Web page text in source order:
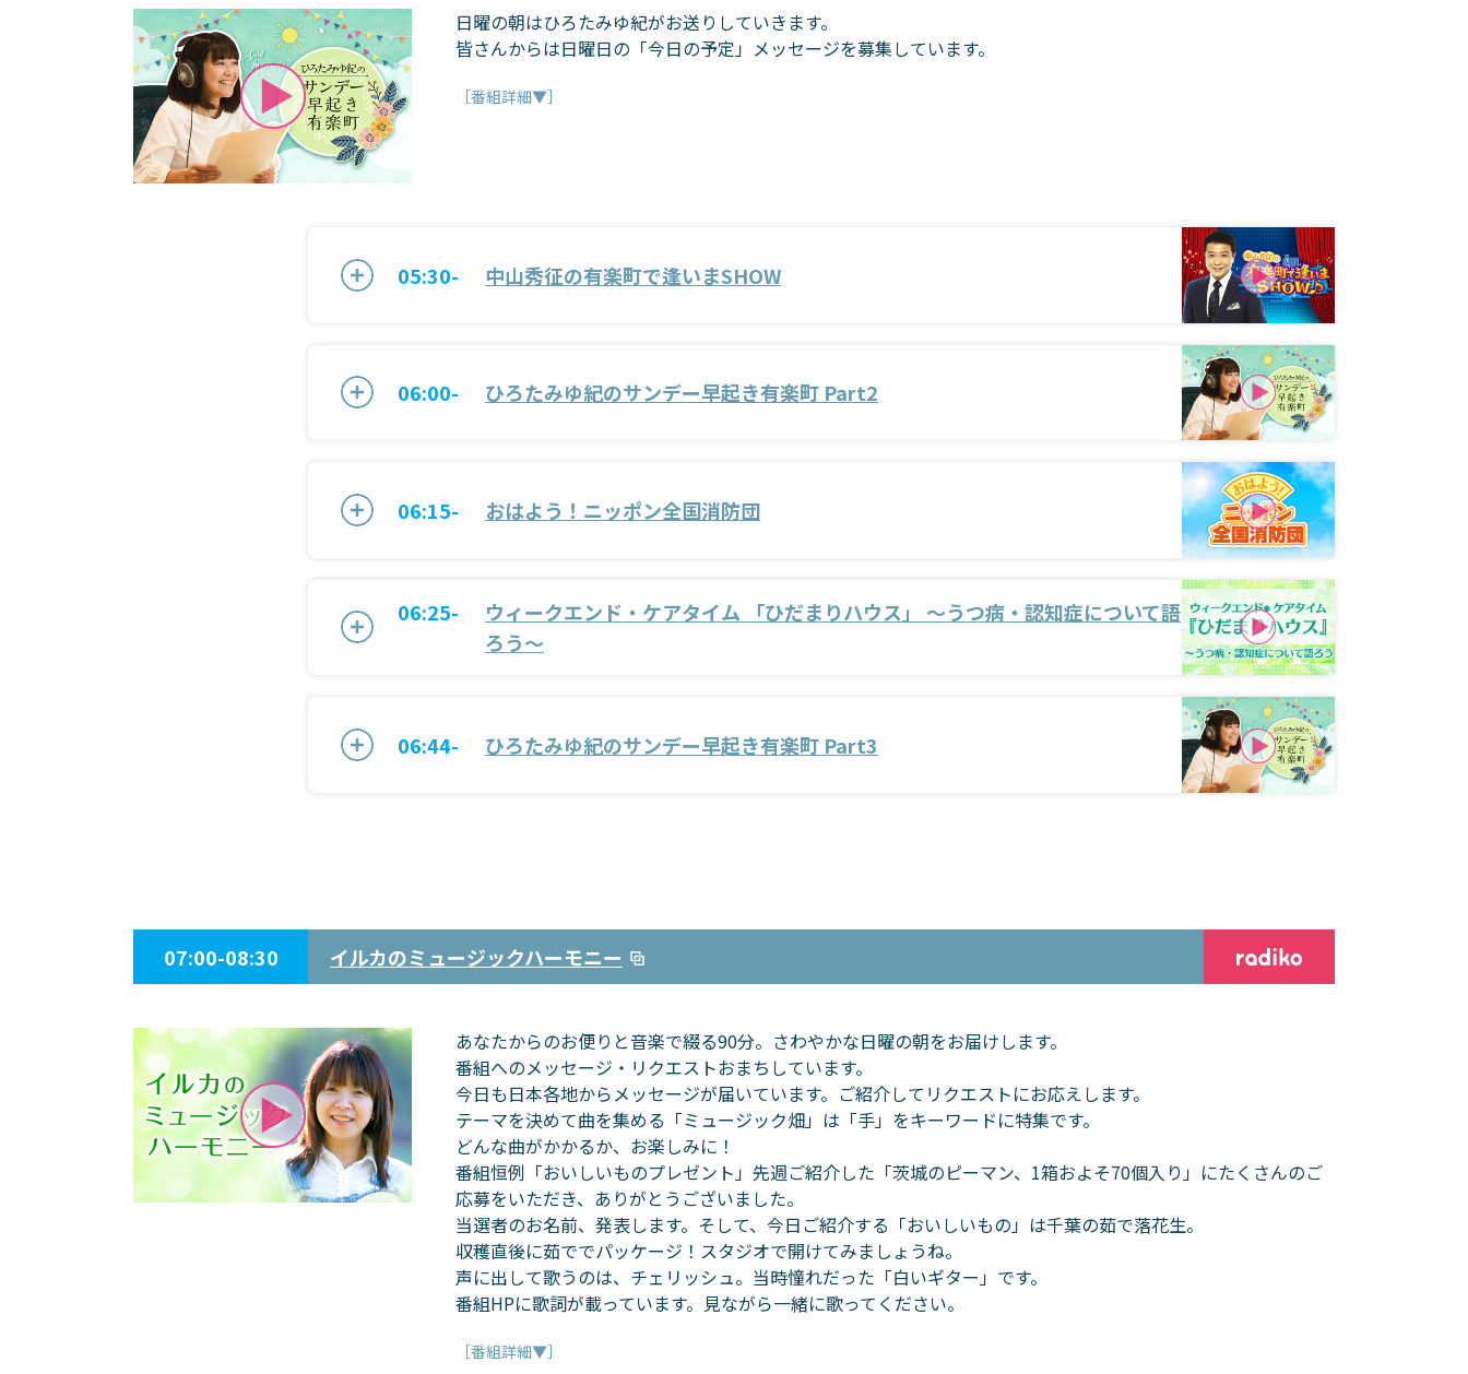
日曜の朝はひろたみゆ紀がお送りしていきます。
皆さんからは日曜日の「今日の予定」メッセージを募集しています。
［番組詳細▼］
05:30- 中山秀征の有楽町で逢いまSHOW
06:00- ひろたみゆ紀のサンデー早起き有楽町 Part2
06:15- おはよう！ニッポン全国消防団
06:25-
ウィークエンド・ケアタイム 「ひだまりハウス」 ～うつ病・認知症について語
ろう～
06:44- ひろたみゆ紀のサンデー早起き有楽町 Part3
07:00-08:30 イルカのミュージックハーモニー
あなたからのお便りと音楽で綴る90分。さわやかな日曜の朝をお届けします。
番組へのメッセージ・リクエストおまちしています。
今日も日本各地からメッセージが届いています。ご紹介してリクエストにお応えします。
テーマを決めて曲を集める「ミュージック畑」は「手」をキーワードに特集です。
どんな曲がかかるか、お楽しみに！
番組恒例「おいしいものプレゼント」先週ご紹介した「茨城のピーマン、1箱およそ70個入り」にたくさんのご
応募をいただき、ありがとうございました。
当選者のお名前、発表します。そして、今日ご紹介する「おいしいもの」は千葉の茹で落花生。
収穫直後に茹ででパッケージ！スタジオで開けてみましょうね。
声に出して歌うのは、チェリッシュ。当時憧れだった「白いギター」です。
番組HPに歌詞が載っています。見ながら一緒に歌ってください。
［番組詳細▼］